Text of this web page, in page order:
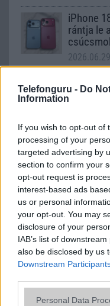
Telefonguru - Do
Information
If you wish to opt-out of
processing of your
targeted advertising by
section to confirm your
opt-out request is
interest-based ads
us or personal
your opt-out. You may
disclosure of your
IAB’s list of
also be disclosed by us
Downstream
Please note that this
Personal Data
iPhone
rántja le
2026.06.29
A szeptemberi
bemutatkozhat,
találgatások továbbra
Az
funkció,
meg a
Sok felhasználó külön
Android már évek óta
amelyek maguktól
Ez a
sokan
Az Edge Panel az
jelentősen felgyorsítja